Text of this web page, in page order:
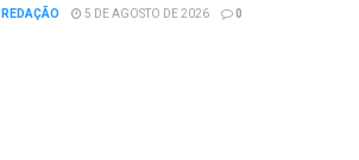
REDAÇÃO 5 DE AGOSTO DE 2026 0